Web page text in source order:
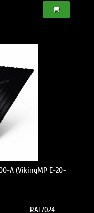
A (VikingMP E-20-
RAL7024